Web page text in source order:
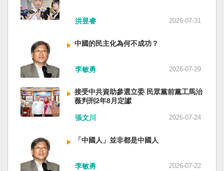
洪昱睿 2026-07-31
中國的民主化為何不成功？
李敏勇 2026-07-29
接受中共資助參選立委 民眾黨前黨工馬治
薇判刑2年8月定讞
張文川 2026-07-24
「中國人」並非都是中國人
李敏勇 2026-07-22